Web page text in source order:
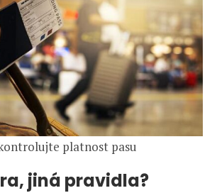
platnost pasu
jiná pravidla?